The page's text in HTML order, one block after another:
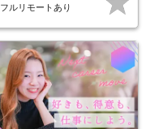
フルリモートあり